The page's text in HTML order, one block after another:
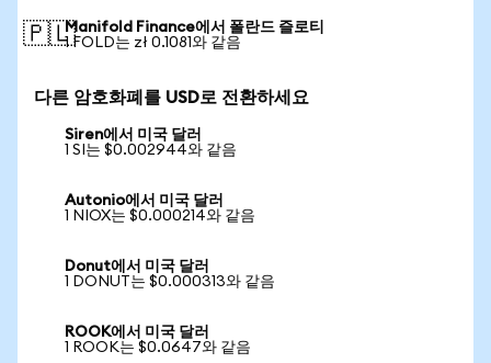
🇵🇱Manifold Finance에서 폴란드 즐로티
1 FOLD는 zł 0.1081와 같음
다른 암호화폐를 USD로 전환하세요
Siren에서 미국 달러
1 SI는 $0.002944와 같음
Autonio에서 미국 달러
1 NIOX는 $0.000214와 같음
Donut에서 미국 달러
1 DONUT는 $0.000313와 같음
ROOK에서 미국 달러
1 ROOK는 $0.0647와 같음